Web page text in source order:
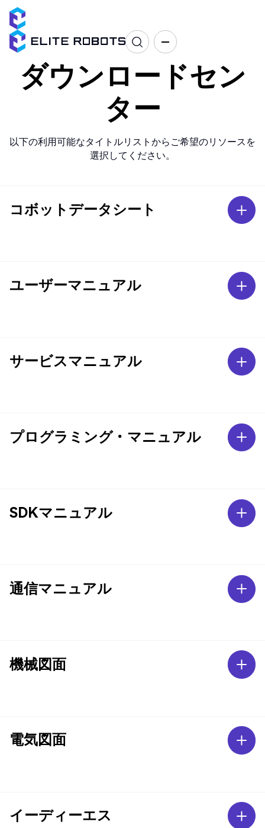
ダウンロードセン
ター
以下の利用可能なタイトルリストからご希望のリソースを
選択してください。
コボットデータシート
ユーザーマニュアル
サービスマニュアル
プログラミング・マニュアル
SDKマニュアル
通信マニュアル
機械図面
電気図面
イーディーエス